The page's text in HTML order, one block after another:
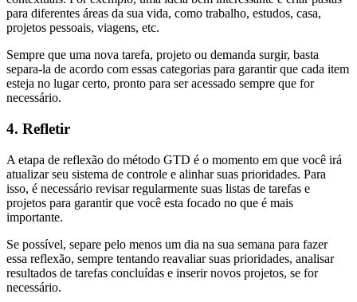
para diferentes áreas da sua vida, como trabalho, estudos, casa,
projetos pessoais, viagens, etc.
Sempre que uma nova tarefa, projeto ou demanda surgir, basta
separa-la de acordo com essas categorias para garantir que cada item
esteja no lugar certo, pronto para ser acessado sempre que for
necessário.
4. Refletir
A etapa de reflexão do método GTD é o momento em que você irá
atualizar seu sistema de controle e alinhar suas prioridades. Para
isso, é necessário revisar regularmente suas listas de tarefas e
projetos para garantir que você esta focado no que é mais
importante.
Se possível, separe pelo menos um dia na sua semana para fazer
essa reflexão, sempre tentando reavaliar suas prioridades, analisar
resultados de tarefas concluídas e inserir novos projetos, se for
necessário.